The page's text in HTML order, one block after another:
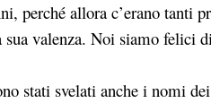
perché allora c’erano
valenza. Noi siamo felici
stati svelati anche i nomi